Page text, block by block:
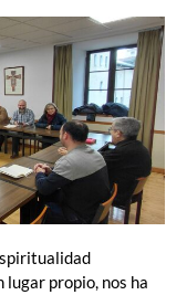
lugar propio, nos ha